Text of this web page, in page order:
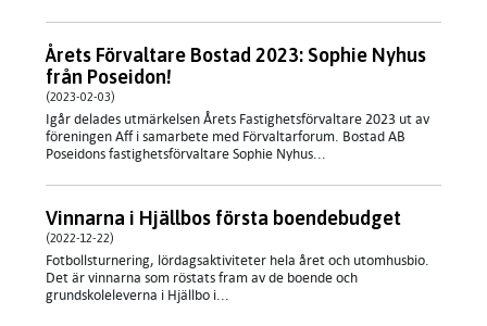
Årets Förvaltare Bostad 2023: Sophie Nyhus
från Poseidon!
(2023-02-03)
I går delades utmärkelsen Årets Fastighetsförvaltare 2023 ut av
föreningen Aff i samarbete med Förvaltarforum. Bostad AB
Poseidons fastighetsförvaltare Sophie Nyhus...
Vinnarna i Hjällbos första boendebudget
(2022-12-22)
Fotbollsturnering, lördagsaktiviteter hela året och utomhusbio.
Det är vinnarna som röstats fram av de boende och
grundskoleleverna i Hjällbo i...